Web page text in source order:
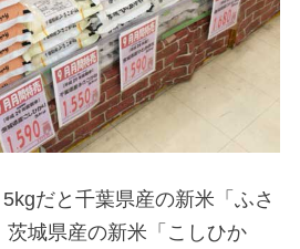
だと千葉県産の新米「ふさ
茨城県産の新米「こしひか